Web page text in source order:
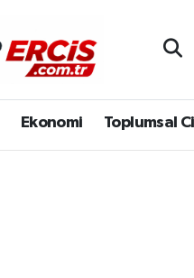
Ekonomi Toplumsal